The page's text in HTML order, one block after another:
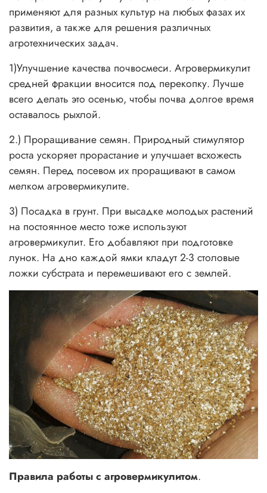
применяют для разных культур на любых фазах их
развития, а также для решения различных
агротехнических задач.
1)Улучшение качества почвосмеси. Агровермикулит
средней фракции вносится под перекопку. Лучше
всего делать это осенью, чтобы почва долгое время
оставалось рыхлой.
2.) Проращивание семян. Природный стимулятор
роста ускоряет прорастание и улучшает всхожесть
семян. Перед посевом их проращивают в самом
мелком агровермикулите.
3) Посадка в грунт. При высадке молодых растений
на постоянное место тоже используют
агровермикулит. Его добавляют при подготовке
лунок. На дно каждой ямки кладут 2-3 столовые
ложки субстрата и перемешивают его с землей.
Правила работы с агровермикулитом.